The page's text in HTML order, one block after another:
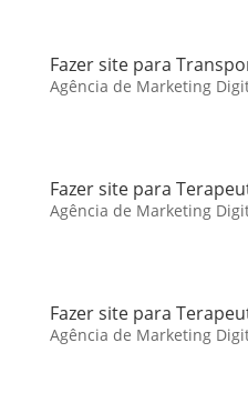
Fazer site para
Agência de Marketing
Fazer site para
Agência de Marketing
Fazer site para
Agência de Marketing